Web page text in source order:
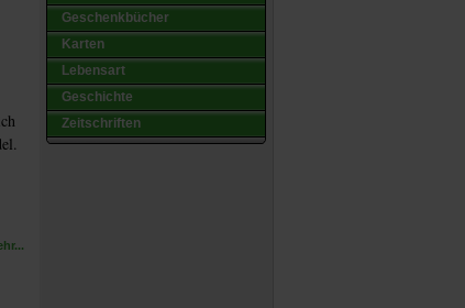
Geschenkbücher
Karten
Lebensart
Geschichte
Zeitschriften